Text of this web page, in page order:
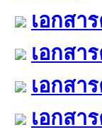
เอกสา
เอกสา
เอกสา
เอกสา